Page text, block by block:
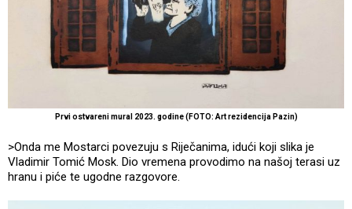
Prvi ostvareni mural 2023. godine (FOTO: Art rezidencija Pazin)
>Onda me Mostarci povezuju s Riječanima, idući koji slika je
Vladimir Tomić Mosk. Dio vremena provodimo na našoj terasi uz
hranu i piće te ugodne razgovore.